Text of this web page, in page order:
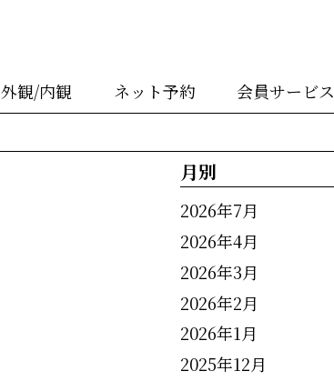
外観/内観 ネット予約 会員サービス
月別
2026年7月
2026年4月
2026年3月
2026年2月
2026年1月
2025年12月